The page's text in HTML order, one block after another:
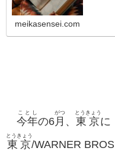
meikasensei.com
今年
ことし
の6 月
がつ
、 東京
とうきょう
に
東京
とうきょう
/WARNER